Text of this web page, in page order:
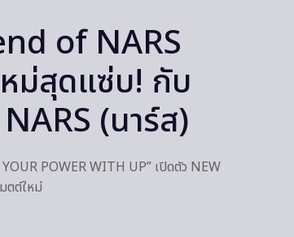
of NARS
ม่สุดแซ่บ! กับ
(นาร์ส)
POWER WITH UP” เปิดตัว NEW
ตต์ใหม่